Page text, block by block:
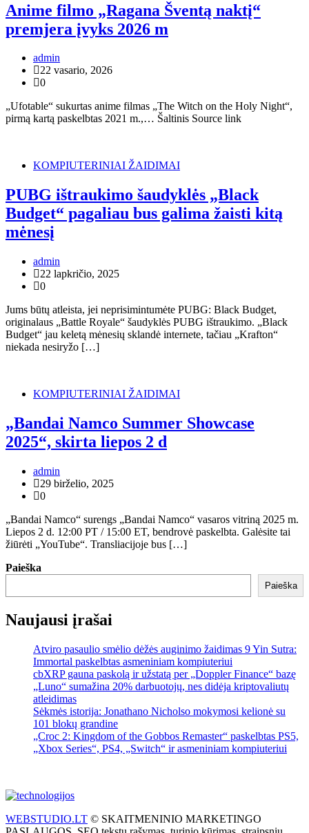
Anime filmo „Ragana Šventą naktį“
premjera įvyks 2026 m
admin
22 vasario, 2026
0
„Ufotable“ sukurtas anime filmas „The Witch on the Holy Night“,
pirmą kartą paskelbtas 2021 m.,… Šaltinis Source link
KOMPIUTERINIAI ŽAIDIMAI
PUBG ištraukimo šaudyklės „Black
Budget“ pagaliau bus galima žaisti kitą
mėnesį
admin
22 lapkričio, 2025
0
Jums būtų atleista, jei neprisimintumėte PUBG: Black Budget,
originalaus „Battle Royale“ šaudyklės PUBG ištraukimo. „Black
Budget“ jau keletą mėnesių sklandė internete, tačiau „Krafton“
niekada nesiryžo […]
KOMPIUTERINIAI ŽAIDIMAI
„Bandai Namco Summer Showcase
2025“, skirta liepos 2 d
admin
29 birželio, 2025
0
„Bandai Namco“ surengs „Bandai Namco“ vasaros vitriną 2025 m.
Liepos 2 d. 12:00 PT / 15:00 ET, bendrovė paskelbta. Galėsite tai
žiūrėti „YouTube“. Transliacijoje bus […]
Paieška
Paieška
Naujausi įrašai
Atviro pasaulio smėlio dėžės auginimo žaidimas 9 Yin Sutra:
Immortal paskelbtas asmeniniam kompiuteriui
cbXRP gauna paskolą ir užstatą per „Doppler Finance“ bazę
„Luno“ sumažina 20% darbuotojų, nes didėja kriptovaliutų
atleidimas
Sėkmės istorija: Jonathano Nicholso mokymosi kelionė su
101 blokų grandine
„Croc 2: Kingdom of the Gobbos Remaster“ paskelbtas PS5,
„Xbox Series“, PS4, „Switch“ ir asmeniniam kompiuteriui
WEBSTUDIO.LT © SKAITMENINIO MARKETINGO